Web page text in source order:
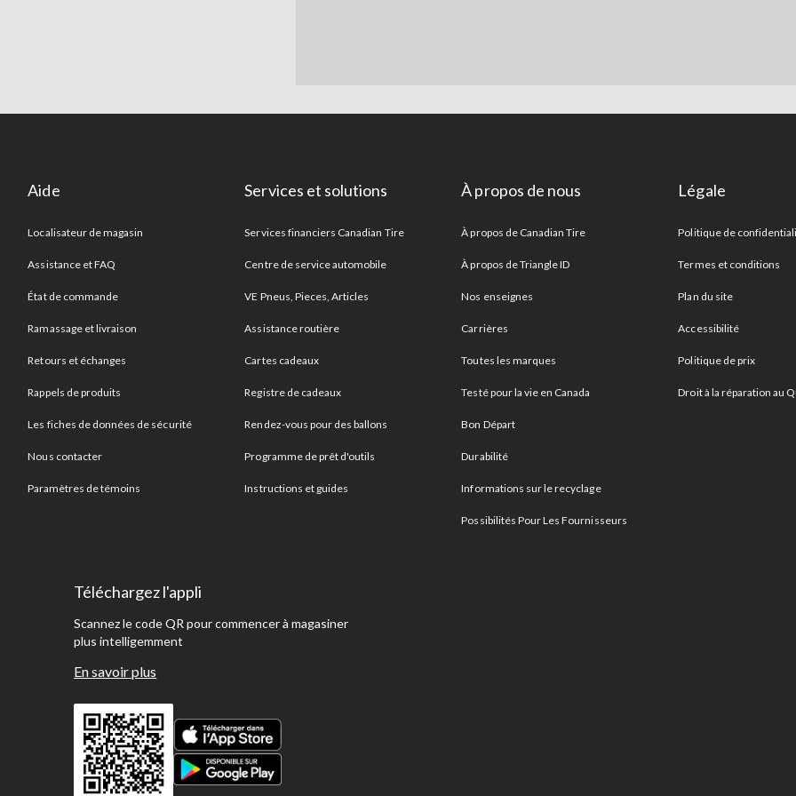
Aide
Localisateur de magasin
Assistance et FAQ
État de commande
Ramassage et livraison
Retours et échanges
Rappels de produits
Les fiches de données de sécurité
Nous contacter
Paramètres de témoins
Services et solutions
Services financiers Canadian Tire
Centre de service automobile
VE Pneus, Pieces, Articles
Assistance routière
Cartes cadeaux
Registre de cadeaux
Rendez-vous pour des ballons
Programme de prêt d'outils
Instructions et guides
À propos de nous
À propos de Canadian Tire
À propos de Triangle ID
Nos enseignes
Carrières
Toutes les marques
Testé pour la vie en Canada
Bon Départ
Durabilité
Informations sur le recyclage
Possibilités Pour Les Fournisseurs
Légale
Politique de
Termes et conditions
Plan du site
Accessibilité
Politique de prix
Droit à la réparation au
Téléchargez l'appli
Scannez le code QR pour commencer à magasiner
plus intelligemment
En savoir plus